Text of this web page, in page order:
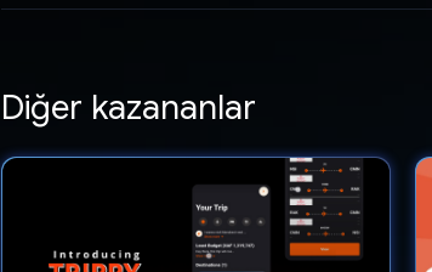
Diğer kazananlar